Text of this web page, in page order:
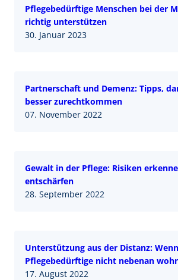
Pflegebedürftige Menschen bei der
richtig unterstützen
30. Januar 2023
Partnerschaft und Demenz: Tipps,
besser zurechtkommen
07. November 2022
Gewalt in der Pflege: Risiken
entschärfen
28. September 2022
Unterstützung aus der Distanz: Wenn
Pflegebedürftige nicht nebenan
17. August 2022